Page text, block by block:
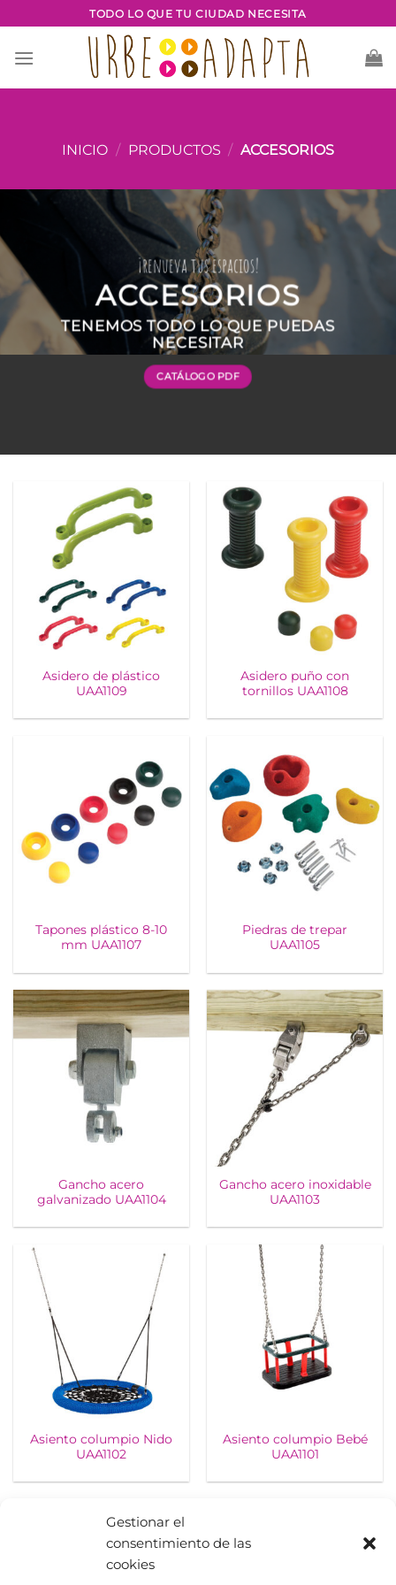
Gestionar el
consentimiento de las
cookies
al
contenido
TODO LO QUE TU CIUDAD NECESITA
INICIO / PRODUCTOS / ACCESORIOS
¡renueva tus espacios!
ACCESORIOS
TENEMOS TODO LO QUE PUEDAS
NECESITAR
CATÁLOGO PDF
Asidero de plástico
UAA1109
Asidero puño con
tornillos UAA1108
Tapones plástico 8-10
mm UAA1107
Piedras de trepar
UAA1105
Gancho acero
galvanizado UAA1104
Gancho acero inoxidable
UAA1103
Asiento columpio Nido
UAA1102
Asiento columpio Bebé
UAA1101